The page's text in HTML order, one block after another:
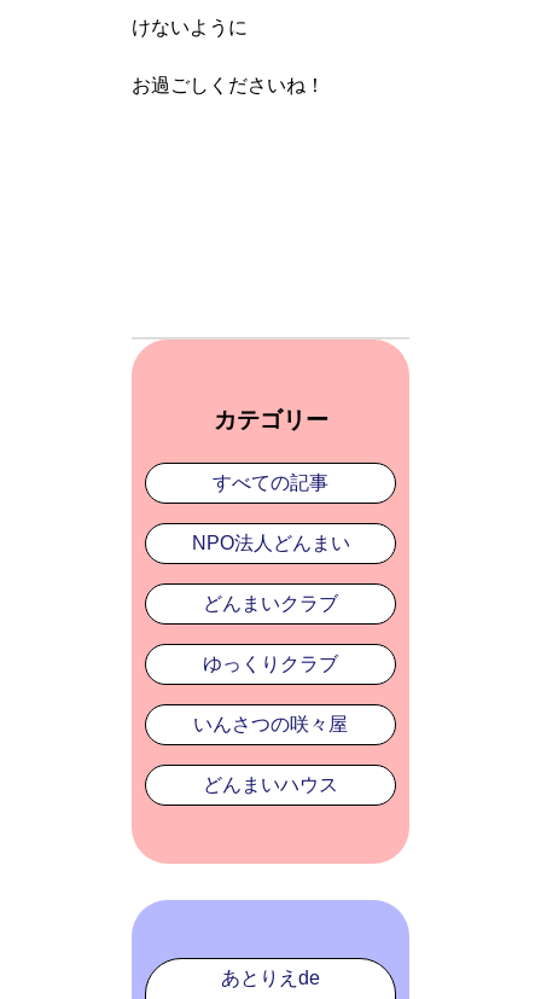
カテゴリー
すべての記事
NPO法人どんまい
どんまいクラブ
ゆっくりクラブ
いんさつの咲々屋
どんまいハウス
あとりえde
けないように
お過ごしくださいね！